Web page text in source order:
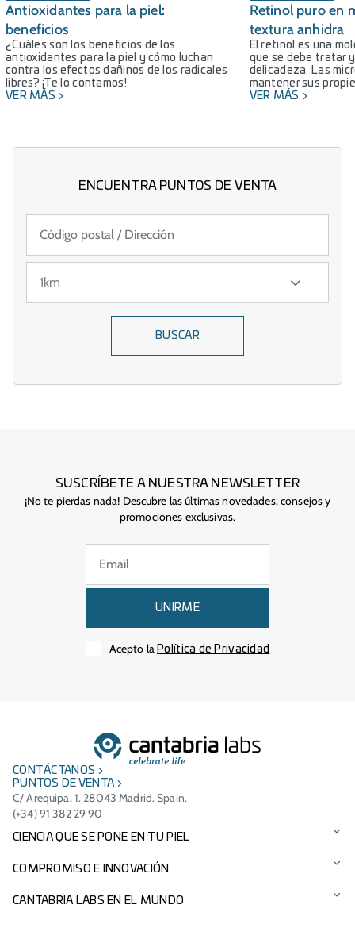
Antioxidantes para la piel:
beneficios
¿Cuáles son los beneficios de los
antioxidantes para la piel y cómo luchan
contra los efectos dañinos de los radicales
libres? ¡Te lo contamos!
VER MÁS
Retinol puro en
textura anhidra
El retinol es una
que se debe tratar
delicadeza. Las
mantener sus
VER MÁS
ENCUENTRA PUNTOS DE VENTA
BUSCAR
SUSCRÍBETE A NUESTRA NEWSLETTER
¡No te pierdas nada! Descubre las últimas novedades, consejos y
promociones exclusivas.
UNIRME
Acepto laPolítica de Privacidad
CONTÁCTANOS
PUNTOS DE VENTA
C/ Arequipa, 1. 28043 Madrid. Spain.
(+34) 91 382 29 90
CIENCIA QUE SE PONE EN TU PIEL
Protección solar
Cuidado facial
COMPROMISO E INNOVACIÓN
Tecnologías patentadas
CANTABRIA LABS EN EL MUNDO